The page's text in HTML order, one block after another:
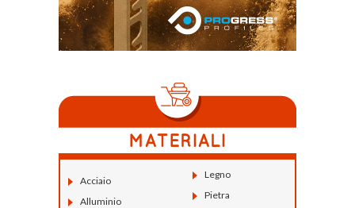
Acciaio
Alluminio
Legno
Pietra